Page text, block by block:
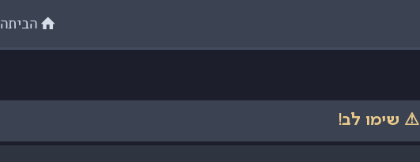
הביתה
⚠ שימו לב!